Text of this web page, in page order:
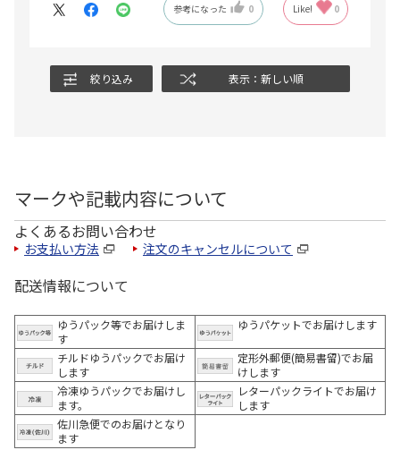
参考になった 0 Like! 0
絞り込み 表示：新しい順
マークや記載内容について
よくあるお問い合わせ
お支払い方法 注文のキャンセルについて
配送情報について
ゆうパック等でお届けしま
す
ゆうパケットでお届けします
チルドゆうパックでお届け
します
定形外郵便(簡易書留)でお届
けします
冷凍ゆうパックでお届けし
ます。
レターパックライトでお届け
します
佐川急便でのお届けとなり
ます